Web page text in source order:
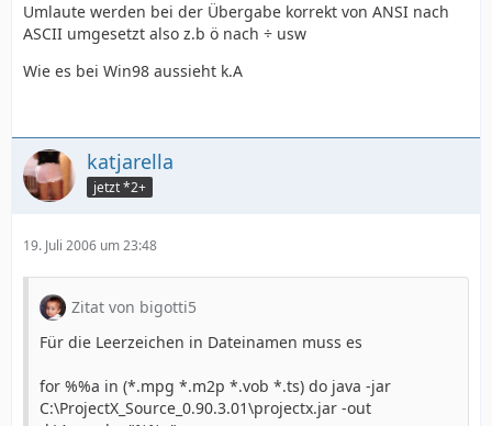
Umlaute werden bei der Übergabe korrekt von ANSI nach
ASCII umgesetzt also z.b ö nach ÷ usw
Wie es bei Win98 aussieht k.A
katjarella
jetzt *2+
19. Juli 2006 um 23:48
Zitat von bigotti5
Für die Leerzeichen in Dateinamen muss es
for %%a in (*.mpg *.m2p *.vob *.ts) do java -jar
C:\ProjectX_Source_0.90.3.01\projectx.jar -out